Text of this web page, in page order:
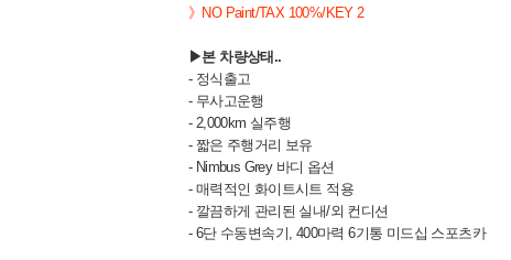
》NO Paint/TAX 100%/KEY 2
▶본 차량상태..
- 정식출고
- 무사고운행
- 2,000km 실주행
- 짧은 주행거리 보유
- Nimbus Grey 바디 옵션
- 매력적인 화이트시트 적용
- 깔끔하게 관리된 실내/외 컨디션
- 6단 수동변속기, 400마력 6기통 미드십 스포츠카